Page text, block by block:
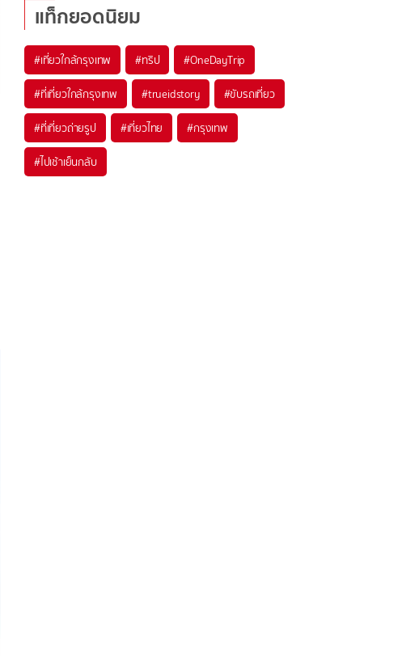
แท็กยอดนิยม
#เที่ยวใกล้กรุงเทพ #ทริป #OneDayTrip
#ที่เที่ยวใกล้กรุงเทพ #trueidstory #ขับรถเที่ยว
#ที่เที่ยวถ่ายรูป #เที่ยวไทย #กรุงเทพ
#ไปเช้าเย็นกลับ